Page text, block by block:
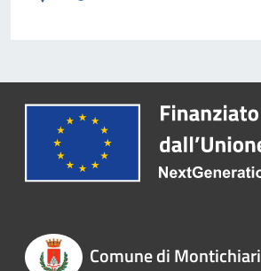
Comune di Montichiari